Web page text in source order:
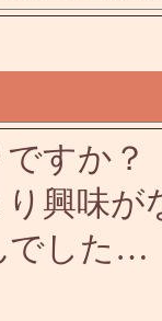
すか？
興味
した…